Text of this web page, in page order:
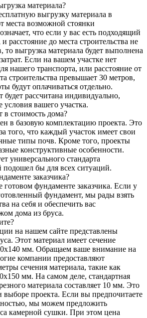
материала?
выгрузку материала в
места возможной стоянки
что если у вас есть подходящий
расстояние до места строительства не
то выгрузка материала будет выполнена
Если на вашем участке нет
нашего транспорта, или расстояние от
строительства превышает 30 метров,
будут оплачиваться отдельно.
будет рассчитана индивидуально,
вашего участка.
стоимость дома?
в базовую комплектацию проекта. Это
того, что каждый участок имеет свои
типы почв. Кроме того, проекты
конструктивные особенности.
универсального стандарта
подошел бы для всех ситуаций.
заказчика?
фундаменте заказчика. Если у
фундамент, мы рады взять
на себя и обеспечить вас
дома из бруса.
на нашем сайте представлены
Этот материал имеет сечение
мм. Обращаем ваше внимание на
компании предоставляют
сечения материала, такие как
мм. На самом деле, стандартная
материала составляет 10 мм. Это
проекта. Если вы предпочитаете
мы можем предложить
камерной сушки. При этом цена